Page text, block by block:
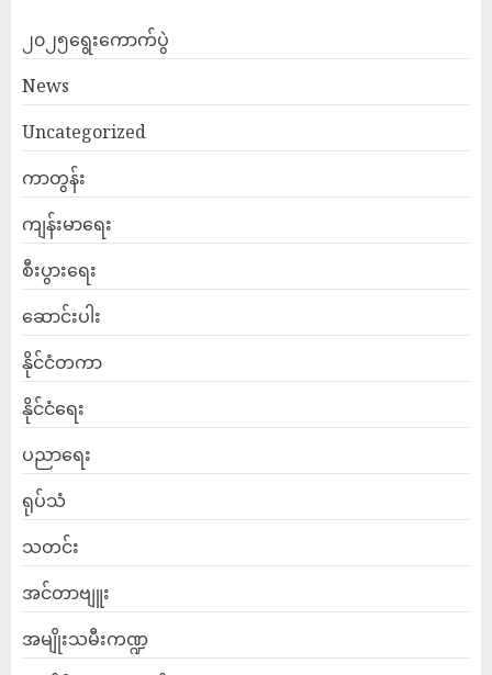
၂၀၂၅ရွေးကောက်ပွဲ
News
Uncategorized
ကာတွန်း
ကျန်းမာရေး
စီးပွားရေး
ဆောင်းပါး
နိုင်ငံတကာ
နိုင်ငံရေး
ပညာရေး
ရုပ်သံ
သတင်း
အင်တာဗျူး
အမျိုးသမီးကဏ္ဍ